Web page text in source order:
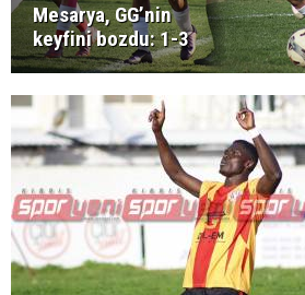
Mesarya, GG’nin
keyfini bozdu: 1-3